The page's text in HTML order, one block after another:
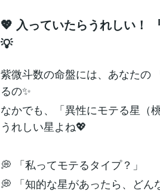
💖 入っていたらうれしい！
💡
紫微斗数の命盤には、あなたの
るの✨
なかでも、「異性にモテる星（
うれしい星よね💖
💭 「私ってモテるタイプ？」
💭 「知的な星があったら、どん